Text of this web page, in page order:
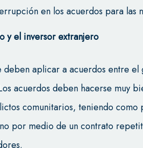
en los acuerdos para las
y el inversor extranjero
deben aplicar a acuerdos entre
acuerdos deben hacerse muy
comunitarios, teniendo como
por medio de un contrato